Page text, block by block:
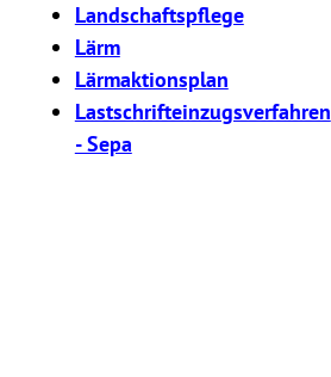
Landschaftspflege
Lärm
Lärmaktionsplan
Lastschrifteinzugsverfahren
- Sepa